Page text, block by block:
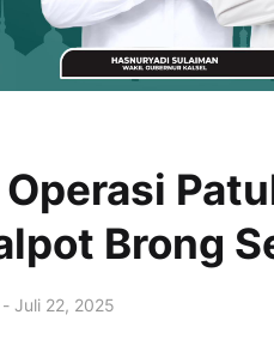
Brong
- Juli 22, 2025